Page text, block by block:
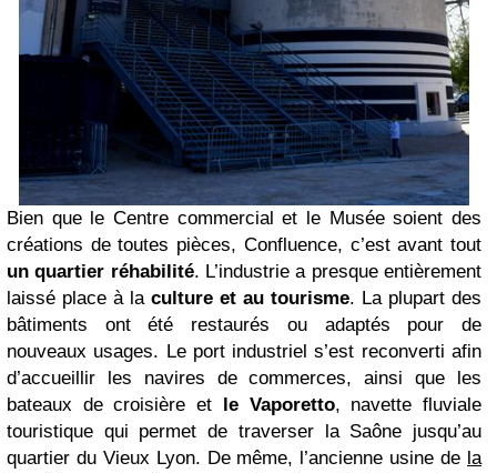
Bien que le Centre commercial et le Musée soient des
créations de toutes pièces, Confluence, c’est avant tout
un quartier réhabilité. L’industrie a presque entièrement
laissé place à la culture et au tourisme. La plupart des
bâtiments ont été restaurés ou adaptés pour de
nouveaux usages. Le port industriel s’est reconverti afin
d’accueillir les navires de commerces, ainsi que les
bateaux de croisière et
le Vaporetto, navette fluviale
touristique qui permet de traverser la Saône jusqu’au
quartier du Vieux Lyon. De même, l’ancienne usine de la